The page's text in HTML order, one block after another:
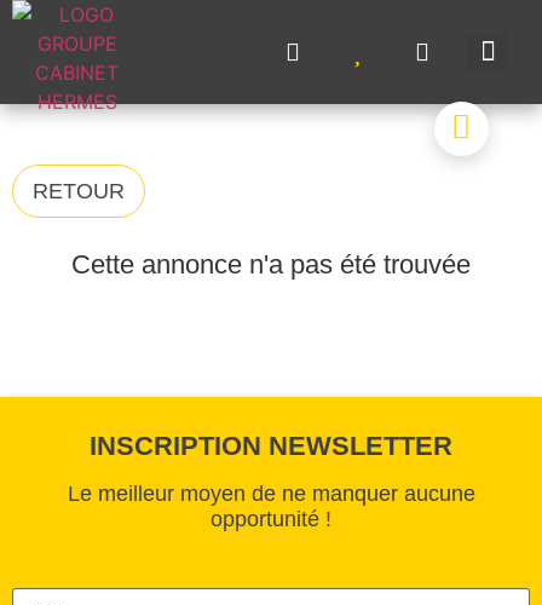
RETOUR
Cette annonce n'a pas été trouvée
INSCRIPTION NEWSLETTER
Le meilleur moyen de ne manquer aucune
opportunité !